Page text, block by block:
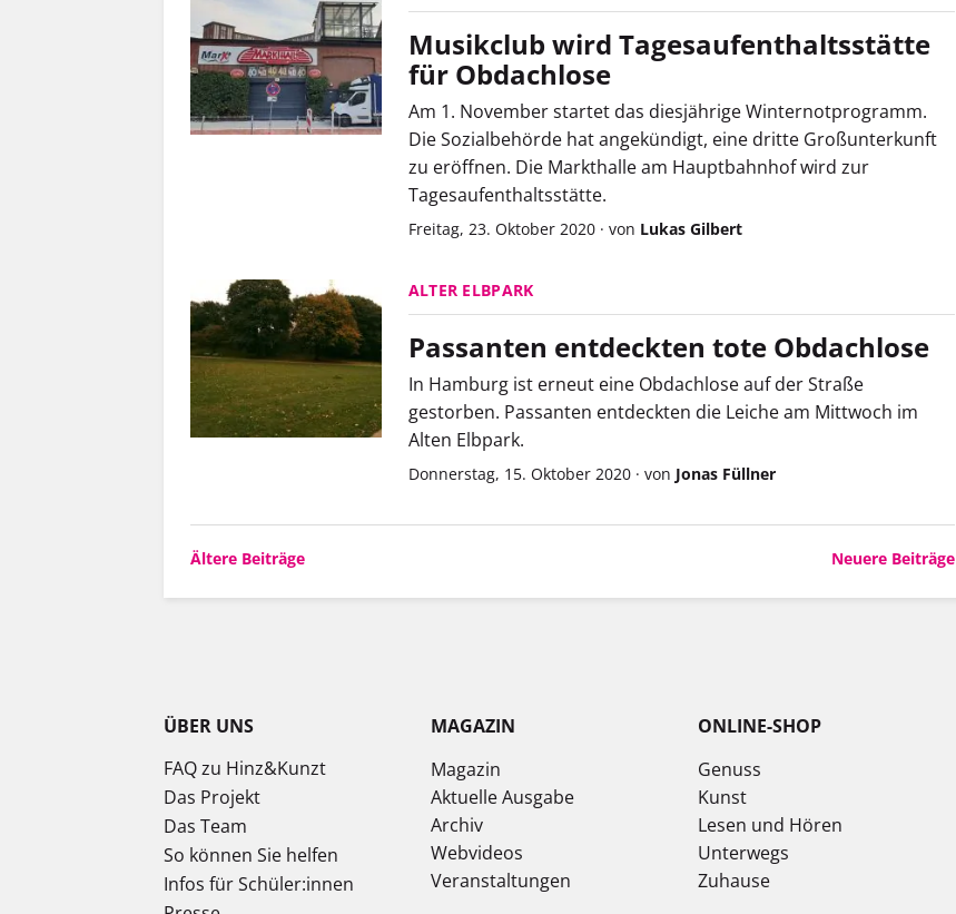
Musikclub wird Tagesaufenthaltsstätte
für Obdachlose
Am 1. November startet das diesjährige Winternotprogramm.
Die Sozialbehörde hat angekündigt, eine dritte Großunterkunft
zu eröffnen. Die Markthalle am Hauptbahnhof wird zur
Tagesaufenthaltsstätte.
Freitag, 23. Oktober 2020· von Lukas Gilbert
ALTER ELBPARK
Passanten entdeckten tote Obdachlose
In Hamburg ist erneut eine Obdachlose auf der Straße
gestorben. Passanten entdeckten die Leiche am Mittwoch im
Alten Elbpark.
Donnerstag, 15. Oktober 2020· von Jonas Füllner
Beitragsnavigation
Ältere Beiträge Neuere Beiträge
ÜBER UNS
FAQ zu Hinz&Kunzt
Das Projekt
Das Team
So können Sie helfen
Infos für Schüler:innen
MAGAZIN
Magazin
Aktuelle Ausgabe
Archiv
Webvideos
Veranstaltungen
ONLINE-SHOP
Genuss
Kunst
Lesen und Hören
Unterwegs
Zuhause